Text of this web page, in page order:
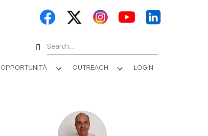
Search
OPPORTUNITÀ
Apri
OUTREACH
Apri
LOGIN